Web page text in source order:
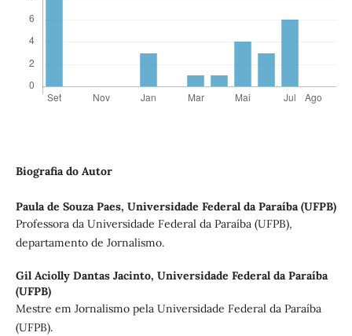
Biografia do Autor
Paula de Souza Paes, Universidade Federal da Paraíba (UFPB)
Professora da Universidade Federal da Paraíba (UFPB),
departamento de Jornalismo.
Gil Aciolly Dantas Jacinto, Universidade Federal da Paraíba
(UFPB)
Mestre em Jornalismo pela Universidade Federal da Paraíba
(UFPB).